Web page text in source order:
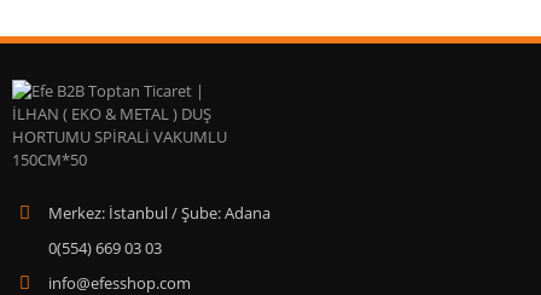
Merkez: İstanbul / Şube: Adana
0(554) 669 03 03
info@efesshop.com